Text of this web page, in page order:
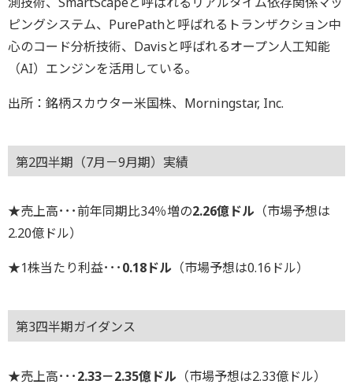
ピングシステム、PurePathと呼ばれるトランザクション中
心のコード分析技術、Davisと呼ばれるオープン人工知能
（AI）エンジンを活用している。
出所：銘柄スカウター米国株、Morningstar, Inc.
第2四半期（7月－9月期）実績
★売上高･･･前年同期比34％増の2.26億ドル （市場予想は
2.20億ドル）
★1株当たり利益･･･0.18ドル （市場予想は0.16ドル）
第3四半期ガイダンス
★売上高･･･2.33－2.35億ドル （市場予想は2.33億ドル）